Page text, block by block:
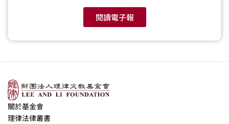
閱讀電子報
關於基金會
理律法律叢書